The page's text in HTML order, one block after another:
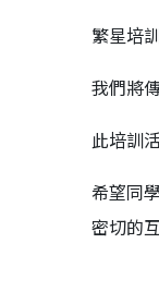
繁星培
我們將
此培訓
希望同
密切的